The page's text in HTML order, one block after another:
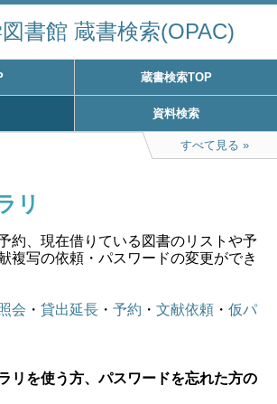
書館 蔵書検索(OPAC)
蔵書検索TOP
資料検索
すべて見る
リ
約、現在借りている図書のリストや予
複写の依頼・パスワードの変更ができ
会 ・ 貸出延長 ・ 予約 ・ 文献依頼 ・ 仮パ
リを使う方、パスワードを忘れた方の